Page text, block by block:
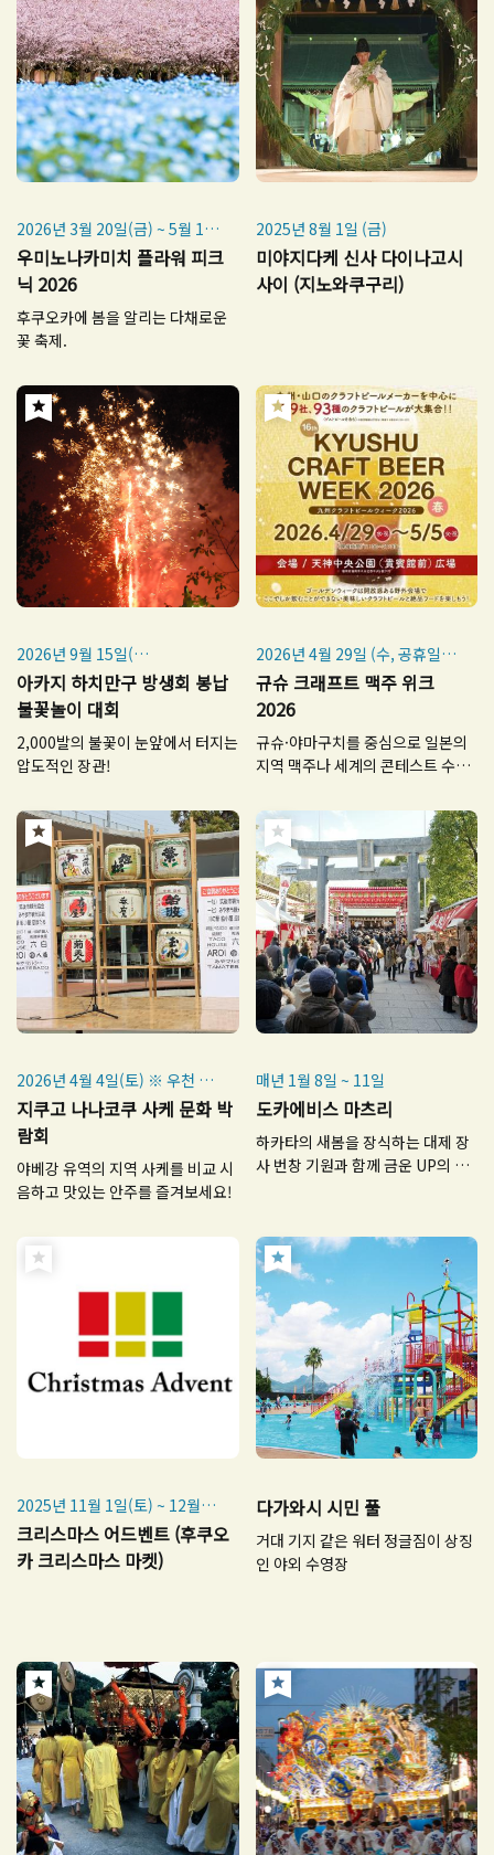
2026년 3월 20일(금) ~ 5월 17
일(일)
우미노나카미치 플라워 피크
닉 2026
후쿠오카에 봄을 알리는 다채로운
꽃 축제.
2025년 8월 1일 (금)
미야지다케 신사 다이나고시
사이 (지노와쿠구리)
2026년 9월 15일(화)
※우천 시에도 개최
※매년 9월 15일 개최
아카지 하치만구 방생회 봉납
불꽃놀이 대회
2,000발의 불꽃이 눈앞에서 터지는
압도적인 장관!
2026년 4월 29일 (수, 공휴일)
~5월 5일 (화, 공휴일)
규슈 크래프트 맥주 위크
2026
규슈·야마구치를 중심으로 일본의
지역 맥주나 세계의 콘테스트 수상
2026년 4월 4일(토) ※ 우천 시
에도 진행
지쿠고 나나코쿠 사케 문화 박
람회
야베강 유역의 지역 사케를 비교 시
음하고 맛있는 안주를 즐겨보세요!
매년 1월 8일 ~ 11일
도카에비스 마츠리
하카타의 새봄을 장식하는 대제 장
사 번창 기원과 함께 금운 UP의 에
2025년 11월 1일(토) ~ 12월
25일(목)
※ 장소별로 시작일이 다릅니다.
※ 일부 장소는 2026년 1월까지
크리스마스 어드벤트 (후쿠오
카 크리스마스 마켓)
다가와시 시민 풀
거대 기지 같은 워터 정글짐이 상징
인 야외 수영장